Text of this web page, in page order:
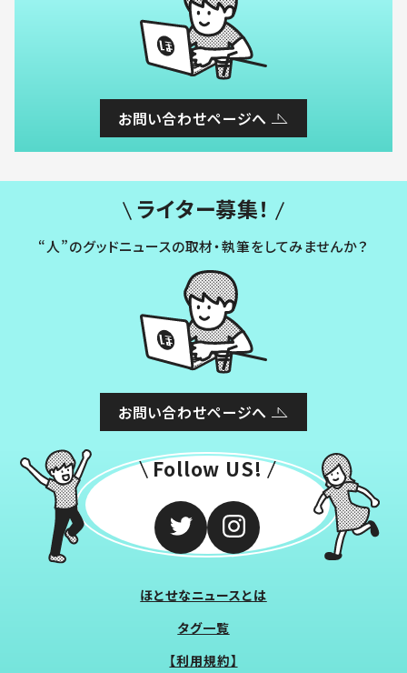
お問い合わせページへ
ライター募集！
“人”のグッドニュースの取材・執筆をしてみませんか？
お問い合わせページへ
Follow US!
ほとせなニュースとは
タグ一覧
【利用規約】